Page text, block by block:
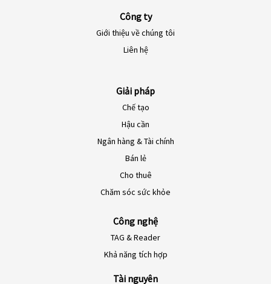
Công ty
Giới thiệu về chúng tôi
Liên hệ
Giải pháp
Chế tạo
Hậu cần
Ngân hàng & Tài chính
Bán lẻ
Cho thuê
Chăm sóc sức khỏe
Công nghệ
TAG & Reader
Khả năng tích hợp
Tài nguyên